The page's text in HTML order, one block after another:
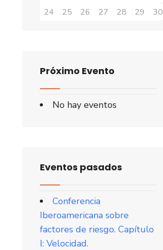
24
25 26 27 28 29 30
Próximo Evento
No hay eventos
Eventos pasados
Conferencia
Iberoamericana sobre
factores de riesgo. Capítulo
I: Velocidad.